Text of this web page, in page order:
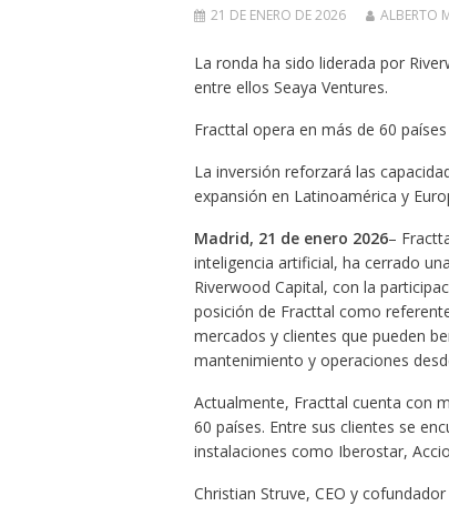
21 DE ENERO DE 2026 ALBERTO
La ronda ha sido liderada por
entre ellos Seaya Ventures.
Fracttal opera en más de 60
La inversión reforzará las
expansión en Latinoamérica y
Madrid, 21 de enero 2026–
inteligencia artificial, ha cerrado
Riverwood Capital, con la
posición de Fracttal como
mercados y clientes que pueden
mantenimiento y operaciones
Actualmente, Fracttal cuenta con
60 países. Entre sus clientes se
instalaciones como Iberostar,
Christian Struve, CEO y